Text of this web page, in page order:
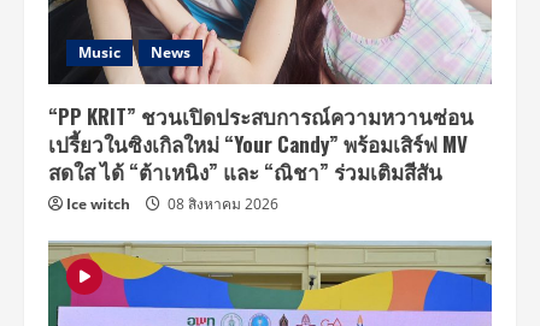
Music News
“PP KRIT” ชวนเปิดประสบการณ์ความหวานซ่อน
เปรี้ยวในซิงเกิลใหม่ “Your Candy” พร้อมเสิร์ฟ MV
สดใส ได้ “ต้าเหนิง” และ “ณิชา” ร่วมเติมสีสัน
Ice witch 08 สิงหาคม 2026